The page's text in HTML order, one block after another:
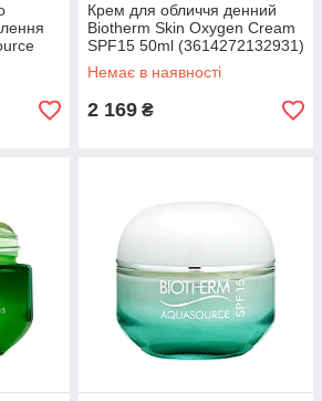
Крем для обличчя денний
Biotherm Skin Oxygen Cream
SPF15 50ml (3614272132931)
Немає в наявності
2 169 ₴